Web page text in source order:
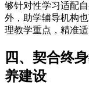
够针对性学习适配
外，助学辅导机构
理教学重点，精准适
四、契合终
养建设